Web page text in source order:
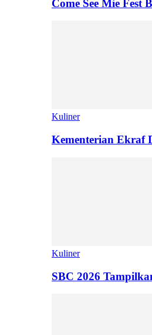
Come See Mie
Kuliner
Kementerian Ekraf
Kuliner
SBC 2026